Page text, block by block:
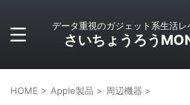
データ重視のガジェット系生活
さいちょうろう
HOME > Apple製品 > 周辺機器 >